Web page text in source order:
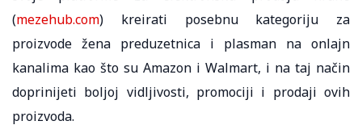
(mezehub.com) kreirati posebnu kategoriju za
proizvode žena preduzetnica i plasman na onlajn
kanalima kao što su Amazon i Walmart, i na taj način
doprinijeti boljoj vidljivosti, promociji i prodaji ovih
proizvoda.